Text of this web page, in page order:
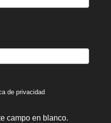
de privacidad.
campo en blanco.